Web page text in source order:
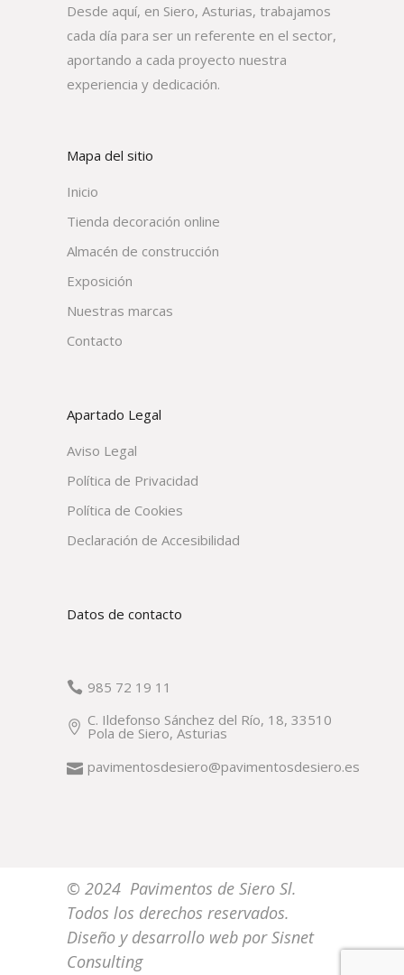
Desde aquí, en Siero, Asturias, trabajamos
cada día para ser un referente en el sector,
aportando a cada proyecto nuestra
experiencia y dedicación.
Mapa del sitio
Inicio
Tienda decoración online
Almacén de construcción
Exposición
Nuestras marcas
Contacto
Apartado Legal
Aviso Legal
Política de Privacidad
Política de Cookies
Declaración de Accesibilidad
Datos de contacto
985 72 19 11
C. Ildefonso Sánchez del Río, 18, 33510
Pola de Siero, Asturias
pavimentosdesiero@pavimentosdesiero.es
© 2024 Pavimentos de Siero Sl.
Todos los derechos reservados.
Diseño y desarrollo web porSisnet
Consulting